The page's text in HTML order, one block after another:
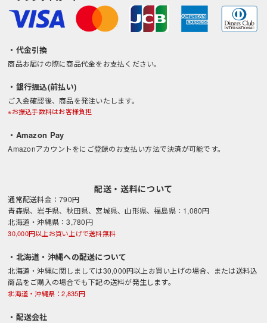
・代金引換
商品お届けの際に商品代金をお支払ください。
・銀行振込(前払い)
ご入金確認後、商品を発注いたします。
※お振込手数料はお客様負担
・Amazon Pay
Amazonアカウントをにご登録のお支払い方法で決済が可能です。
配送・送料について
通常配送料金：790円
青森県、岩手県、秋田県、宮城県、山形県、福島県：1,080円
北海道・沖縄県：3,780円
30,000円以上お買い上げで送料無料
・北海道・沖縄への配送について
北海道・沖縄に関しましては30,000円以上お買い上げの場合、または送料込
商品をご購入の場合でも下記の送料が発生します。
北海道・沖縄県：2,835円
・配送会社